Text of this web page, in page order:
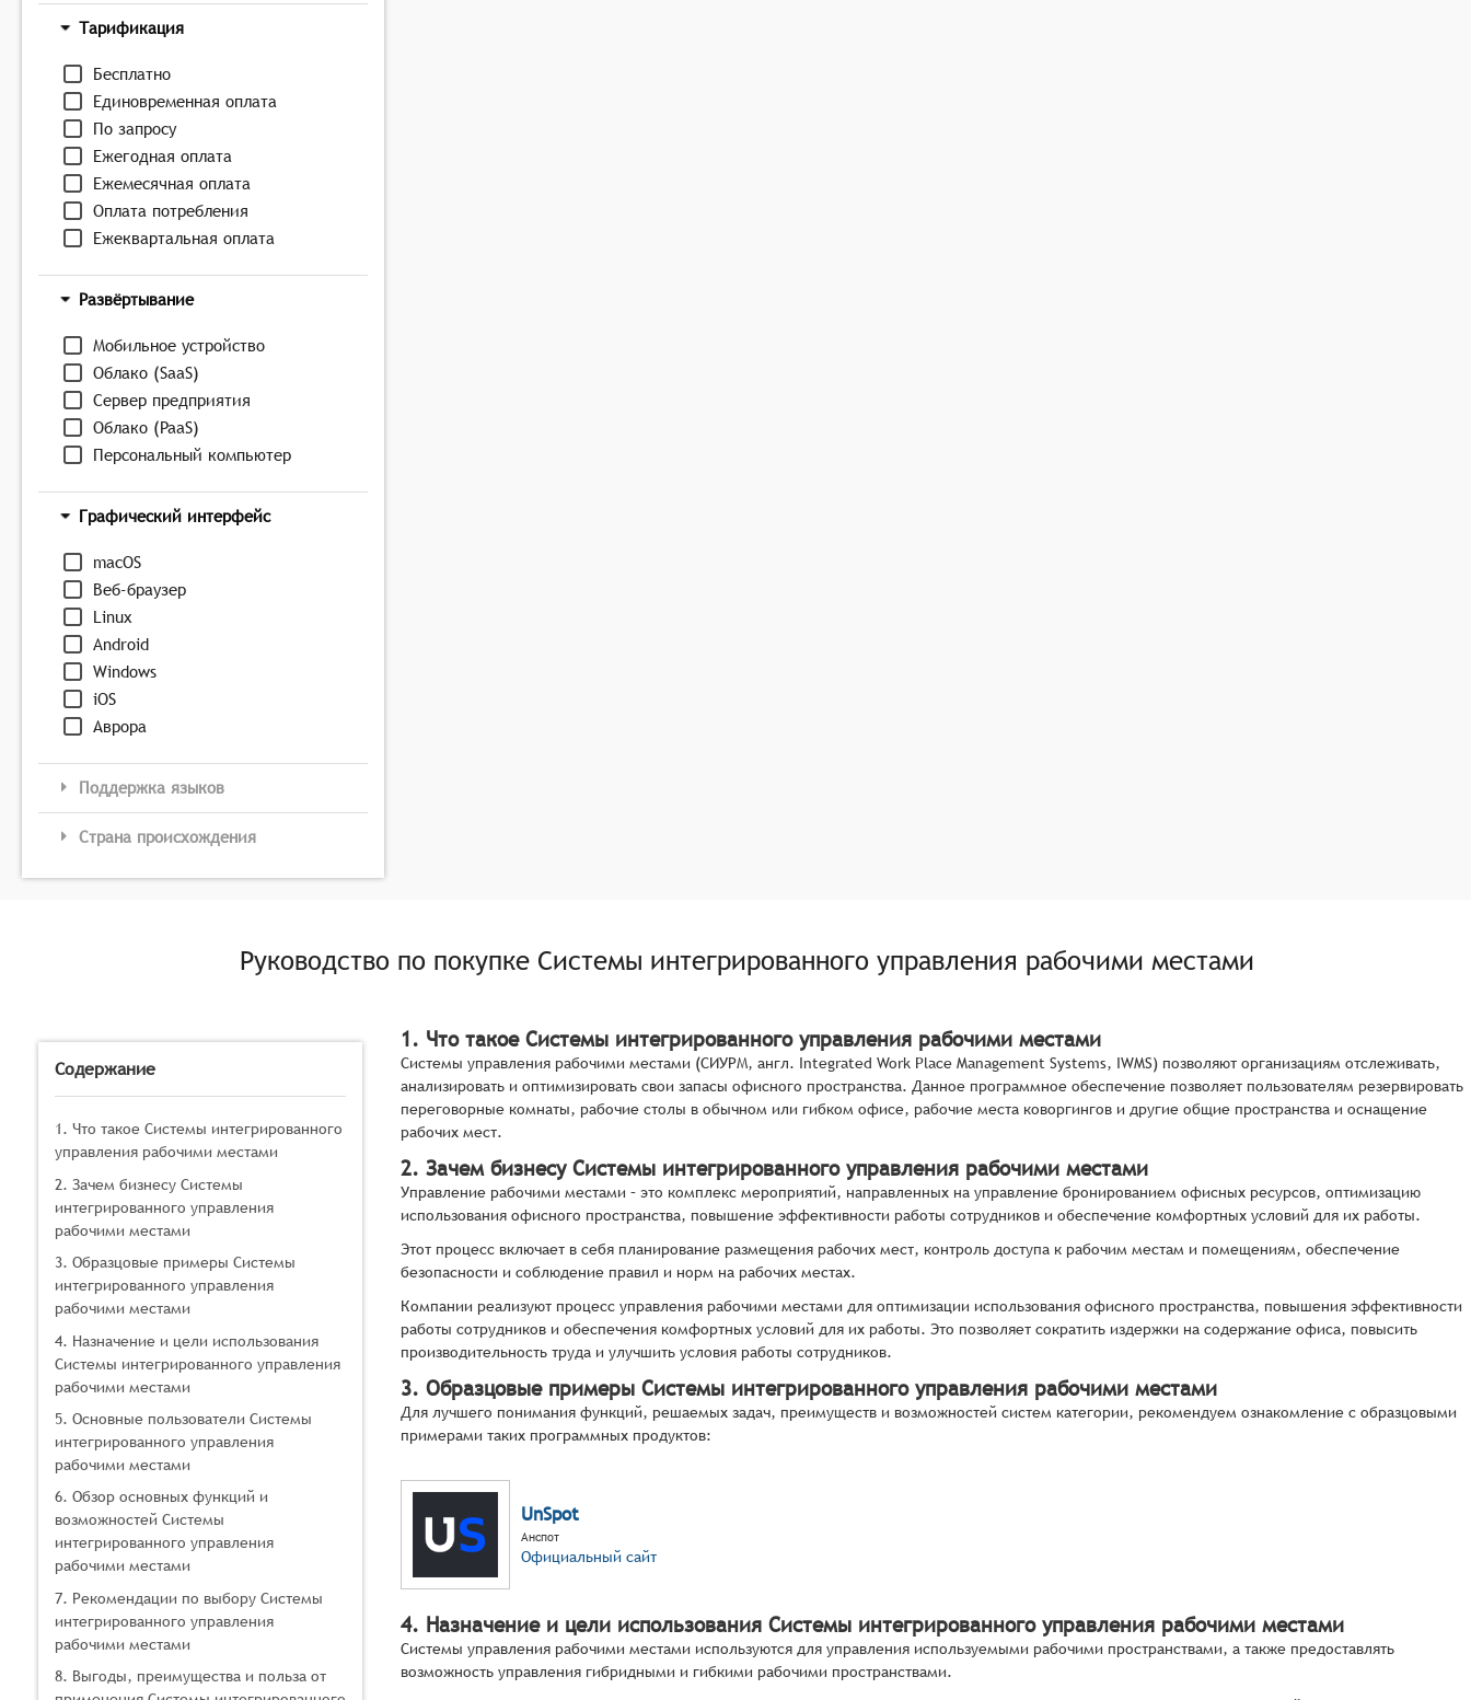
Тарификация
Бесплатно
Единовременная оплата
По запросу
Ежегодная оплата
Ежемесячная оплата
Оплата потребления
Ежеквартальная оплата
Развёртывание
Мобильное устройство
Облако (SaaS)
Сервер предприятия
Облако (PaaS)
Персональный компьютер
Графический интерфейс
macOS
Веб-браузер
Linux
Android
Windows
iOS
Аврора
Поддержка языков
Страна происхождения
Руководство по покупке Системы интегрированного управления рабочими местами
Содержание
1. Что такое Системы интегрированного
управления рабочими местами
2. Зачем бизнесу Системы
интегрированного управления
рабочими местами
3. Образцовые примеры Системы
интегрированного управления
рабочими местами
4. Назначение и цели использования
Системы интегрированного управления
рабочими местами
5. Основные пользователи Системы
интегрированного управления
рабочими местами
6. Обзор основных функций и
возможностей Системы
интегрированного управления
рабочими местами
7. Рекомендации по выбору Системы
интегрированного управления
рабочими местами
8. Выгоды, преимущества и польза от
1. Что такое Системы интегрированного управления рабочими местами
Системы управления рабочими местами (СИУРМ, англ. Integrated Work Place Management Systems, IWMS) позволяют организациям отслеживать,
анализировать и оптимизировать свои запасы офисного пространства. Данное программное обеспечение позволяет пользователям резервировать
переговорные комнаты, рабочие столы в обычном или гибком офисе, рабочие места коворгингов и другие общие пространства и оснащение
рабочих мест.
2. Зачем бизнесу Системы интегрированного управления рабочими местами
Управление рабочими местами – это комплекс мероприятий, направленных на управление бронированием офисных ресурсов, оптимизацию
использования офисного пространства, повышение эффективности работы сотрудников и обеспечение комфортных условий для их работы.
Этот процесс включает в себя планирование размещения рабочих мест, контроль доступа к рабочим местам и помещениям, обеспечение
безопасности и соблюдение правил и норм на рабочих местах.
Компании реализуют процесс управления рабочими местами для оптимизации использования офисного пространства, повышения эффективности
работы сотрудников и обеспечения комфортных условий для их работы. Это позволяет сократить издержки на содержание офиса, повысить
производительность труда и улучшить условия работы сотрудников.
3. Образцовые примеры Системы интегрированного управления рабочими местами
Для лучшего понимания функций, решаемых задач, преимуществ и возможностей систем категории, рекомендуем ознакомление с образцовыми
примерами таких программных продуктов:
UnSpot
Анспот
Официальный сайт
4. Назначение и цели использования Системы интегрированного управления рабочими местами
Системы управления рабочими местами используются для управления используемыми рабочими пространствами, а также предоставлять
возможность управления гибридными и гибкими рабочими пространствами.